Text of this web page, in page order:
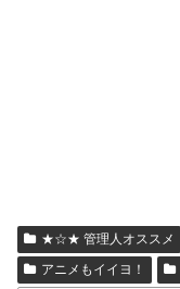
★☆★ 管理人オススメ
アニメもイイヨ！